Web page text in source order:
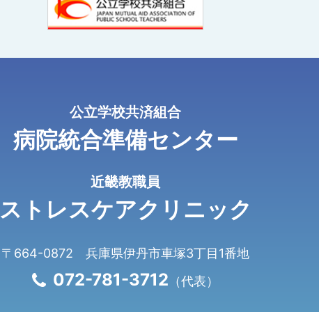
公⽴学校共済組合
病院統合準備センター
近畿教職員
ストレスケアクリニック
〒664-0872 兵庫県伊丹市⾞塚3丁⽬1番地
072-781-3712 （代表）